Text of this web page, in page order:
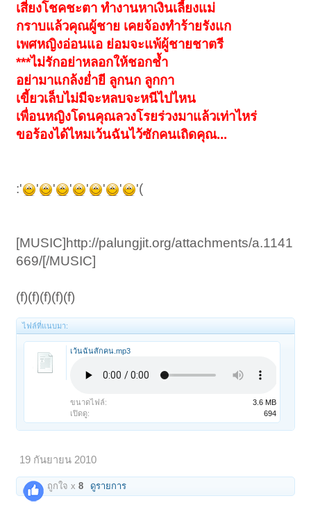
เสี่ยงโชคชะตา ทำงานหาเงินเลี้ยงแม่
กราบแล้วคุณผู้ชาย เคยจ้องทำร้ายรังแก
เพศหญิงอ่อนแอ ย่อมจะแพ้ผู้ชายชาตรี
***ไม่รักอย่าหลอกให้ชอกช้ำ
อย่ามาแกล้งย่ำยี ลูกนก ลูกกา
เขี้ยวเล็บไม่มีจะหลบจะหนีไปไหน
เพื่อนหญิงโดนคุณลวงโรยร่วงมาแล้วเท่าไหร่
ขอร้องได้ไหมเว้นฉันไว้ซักคนเถิดคุณ...
:' ' ' ' ' ' ' '(
[MUSIC]http://palungjit.org/attachments/a.1141
669/[/MUSIC]
(f)(f)(f)(f)(f)
ไฟล์ที่แนบมา:
เว้นฉันสักคน.mp3
ขนาดไฟล์:
3.6 MB
เปิดดู:
694
19 กันยายน 2010
ถูกใจ x8 ดูรายการ